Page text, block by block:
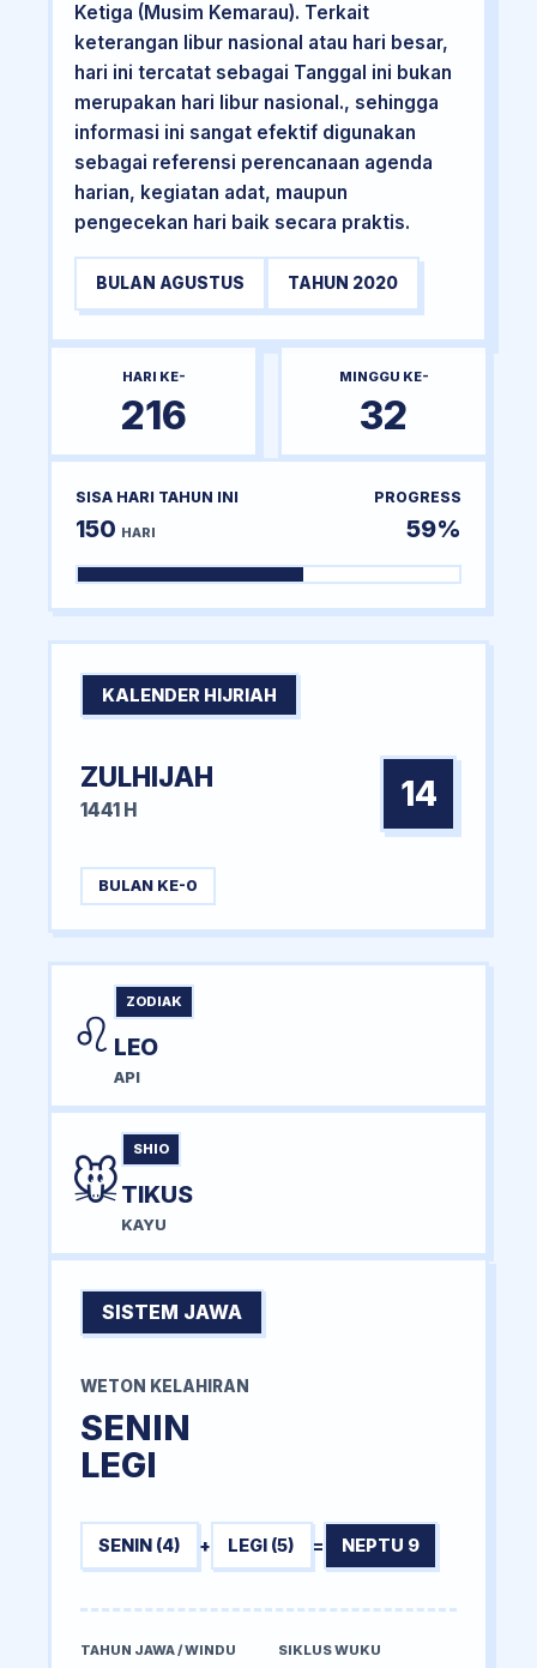
Ketiga (Musim Kemarau). Terkait
keterangan libur nasional atau hari besar,
hari ini tercatat sebagai Tanggal ini bukan
merupakan hari libur nasional., sehingga
informasi ini sangat efektif digunakan
sebagai referensi perencanaan agenda
harian, kegiatan adat, maupun
pengecekan hari baik secara praktis.
BULAN AGUSTUS TAHUN 2020
HARI KE-
216
MINGGU KE-
32
SISA HARI TAHUN INI
150 HARI
PROGRESS
59%
KALENDER HIJRIAH
ZULHIJAH
1441 H 14
BULAN KE-0
♌
ZODIAK
LEO
API
🐭
SHIO
TIKUS
KAYU
SISTEM JAWA
WETON KELAHIRAN
SENIN
LEGI
SENIN (4) + LEGI (5) = NEPTU 9
TAHUN JAWA / WINDU SIKLUS WUKU